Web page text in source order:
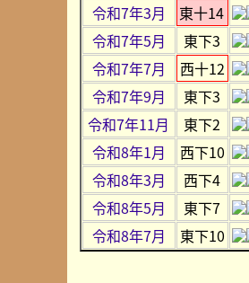
令和7年3月
東十14
令和7年5月
東下3
令和7年7月
西十12
令和7年9月
東下3
令和7年11月
東下2
令和8年1月
西下10
令和8年3月
西下4
令和8年5月
東下7
令和8年7月
東下10